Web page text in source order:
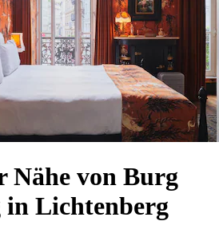
Nähe von Burg
Lichtenberg